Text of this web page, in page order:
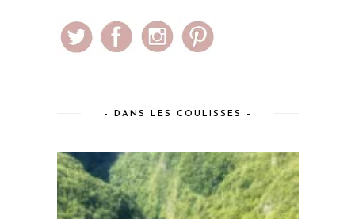
– DANS LES COULISSES –